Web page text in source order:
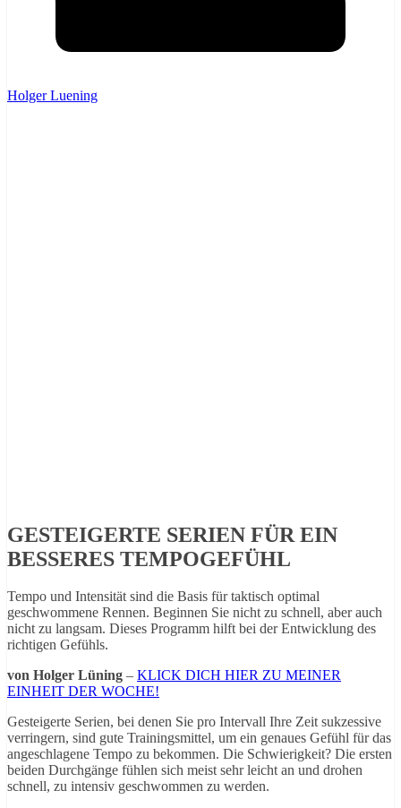
Holger Luening
GESTEIGERTE SERIEN FÜR EIN
BESSERES TEMPOGEFÜHL
Tempo und Intensität sind die Basis für taktisch optimal
geschwommene Rennen. Beginnen Sie nicht zu schnell, aber auch
nicht zu langsam. Dieses Programm hilft bei der Entwicklung des
richtigen Gefühls.
von Holger Lüning – KLICK DICH HIER ZU MEINER
EINHEIT DER WOCHE!
Gesteigerte Serien, bei denen Sie pro Intervall Ihre Zeit sukzessive
verringern, sind gute Trainingsmittel, um ein genaues Gefühl für das
angeschlagene Tempo zu bekommen. Die Schwierigkeit? Die ersten
beiden Durchgänge fühlen sich meist sehr leicht an und drohen
schnell, zu intensiv geschwommen zu werden.